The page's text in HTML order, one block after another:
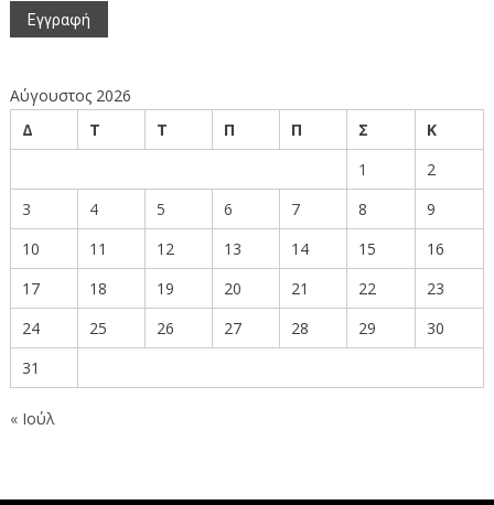
Αύγουστος 2026
Δ
Τ Τ Π Π Σ
Κ
1
2
3
4 5 6 7 8
9
10
11 12 13 14 15
16
17
18 19 20 21 22
23
24
25 26 27 28 29
30
31
« Ιούλ